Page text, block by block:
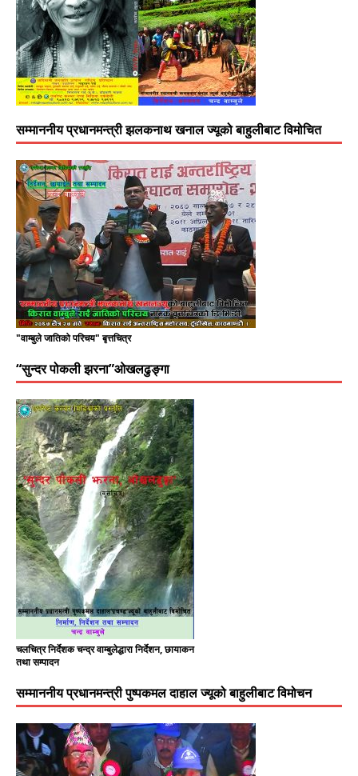
सम्माननीय प्रधानमन्त्री झलकनाथ खनाल ज्यूको बाहुलीबाट विमोचित
"वाम्बुले जातिको परिचय" बृत्तचित्र
“सुन्दर पोकली झरना”ओखलढुङ्गा
चलचित्र निर्देशक चन्द्र वाम्बुलेद्धारा निर्देशन, छायाकन
तथा सम्पादन
सम्माननीय प्रधानमन्त्री पुष्पकमल दाहाल ज्यूको बाहुलीबाट विमोचन